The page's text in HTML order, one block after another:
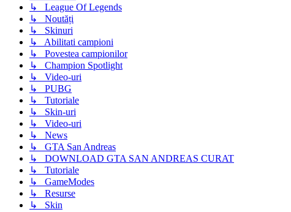
↳ League Of Legends
↳ Noutăți
↳ Skinuri
↳ Abilitati campioni
↳ Povestea campionilor
↳ Champion Spotlight
↳ Video-uri
↳ PUBG
↳ Tutoriale
↳ Skin-uri
↳ Video-uri
↳ News
↳ GTA San Andreas
↳ DOWNLOAD GTA SAN ANDREAS CURAT
↳ Tutoriale
↳ GameModes
↳ Resurse
↳ Skin